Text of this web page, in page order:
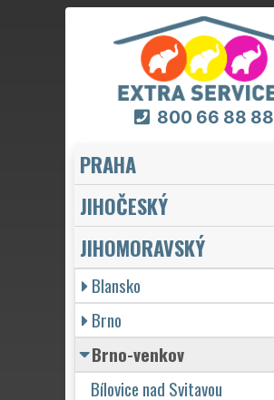
800 66 88 88
PRAHA
JIHOČESKÝ
JIHOMORAVSKÝ
Blansko
Brno
Brno-venkov
Bílovice nad Svitavou